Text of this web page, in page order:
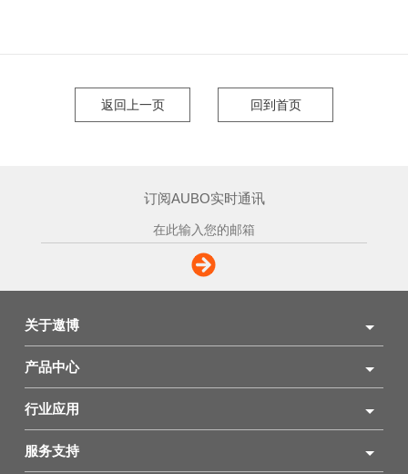
返回上一页 回到首页
订阅AUBO实时通讯
关于遨博
产品中心
行业应用
服务支持